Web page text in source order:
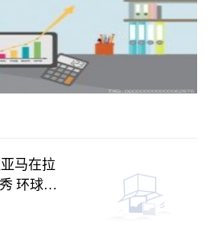
马在拉
环球新